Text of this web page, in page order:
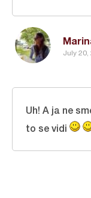
July 20,
Uh! A ja ne
to se vidi